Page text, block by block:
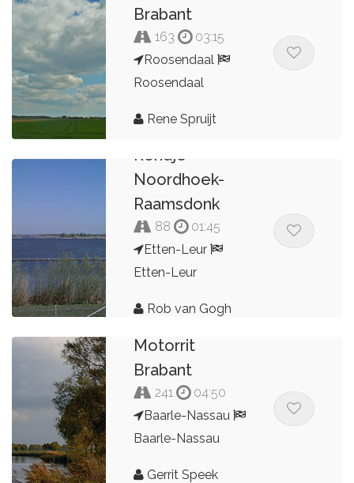
Brabant
163
03:15
Roosendaal
Roosendaal
Rene Spruijt
Rondje
Noordhoek-
Raamsdonk
88
01:45
Etten-Leur
Etten-Leur
Rob van Gogh
Motorrit
Brabant
241
04:50
Baarle-Nassau
Baarle-Nassau
Gerrit Speek